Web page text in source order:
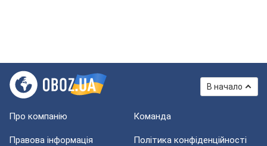
В начало
Про компанію Команда
Правова інформація Політика конфіденційності